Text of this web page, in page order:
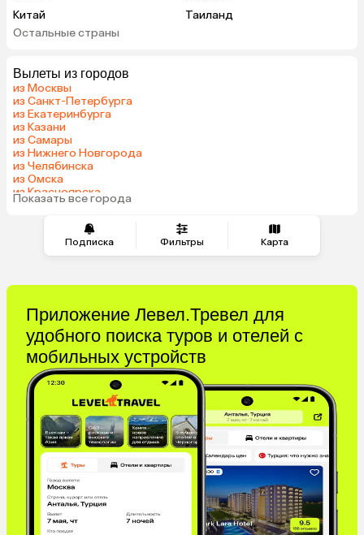
Подписка Фильтры Карта
Китай
Таиланд
Вьетнам
Армения
Шри-Ланка
Азербайджан
Катар
Саудовская Аравия
Остальные страны
Вылеты из городов
из Москвы
из Санкт-Петербурга
из Екатеринбурга
из Казани
из Самары
из Нижнего Новгорода
из Челябинска
из Омска
из Красноярска
из Волгограда
Показать все города
Приложение Левел.Тревел для
удобного поиска туров и отелей с
мобильных устройств